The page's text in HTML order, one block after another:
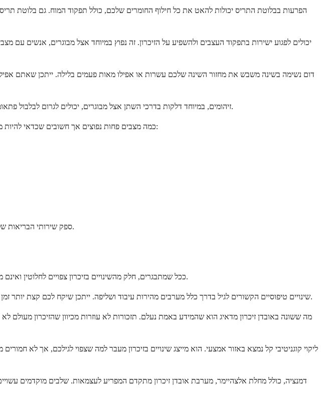
הפרעות בבלוטת התריס יכולות להאט את כל חילוף החומרים שלכם, כולל תפקוד המוח. גם בלוטת תריס
דום נשימה בשינה משבש את מחזור השינה שלכם עשרות או אפילו מאות פעמים בלילה. ייתכן שאתם
זיהומים, במיוחד דלקות בדרכי השתן אצל מבוגרים, יכולים לגרום לבלבול פתאומי ובעיות זיכרון. זה לרוב מסתדר לחלוטין לאחר שהזיהום מטופל. זה יכול להיות מלחיץ כשזה קורה, אבל זיהוי הדפוס עוזר.
כמה מצבים פחות נפוצים אך חשובים שכדאי להיות מודעים להם כוללים את הדברים הבאים. אלו לא קורים לעיתים קרובות, אך הרופא שלכם ישקול אותם במהלך ההערכה:
ספק שירותי הבריאות שלכם ישקול את התמונה המלאה שלכם, כולל תסמינים, היסטוריה רפואית, וגורמי סיכון, כדי לקבוע אילו אפשרויות לחקור.
ככל שמתבגרים, חלק מהשינויים בזיכרון צפויים לחלוטין ואינם מעידים על מחלה. המוח שלכם אכן משתנה לאורך זמן, בדיוק כמו שאר הגוף. הבנת מה טיפוסי יכולה למנוע דאגה מיותרת.
שינויים טיפוסיים הקשורים לגיל בדרך כלל מערבים מהירות עיבוד ושליפה. ייתכן שיקח לכם קצת יותר זמן ללמוד מידע חדש או להיזכר בשם. אבל ברגע שתזכרו זאת, או שמישהו יזכיר לכם, אתם תזהו זאת מיד. המידע עדיין שם.
מה ששונה באובדן זיכרון מדאיג הוא שהמידע באמת נעלם. תזכורות לא עוזרות מכיוון שהזיכרון
ליקוי קוגניטיבי קל נמצא באזור אמצעי. הוא מייצג שינויים בזיכרון מעבר למה שצפוי לגילכם, אך לא
דמנציה, כולל מחלת אלצהיימר, מערבת אובדן זיכרון מתקדם המפריע לעצמאות. שלבים מוקדמים